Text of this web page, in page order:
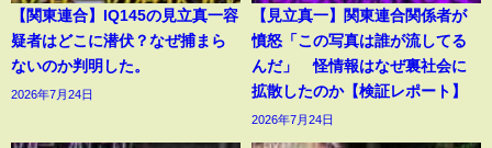
【関東連合】IQ145の見立真一容
疑者はどこに潜伏？なぜ捕まら
ないのか判明した。
2026年7月24日
【見立真一】関東連合関係者が
憤怒「この写真は誰が流してる
んだ」 怪情報はなぜ裏社会に
拡散したのか【検証レポート】
2026年7月24日